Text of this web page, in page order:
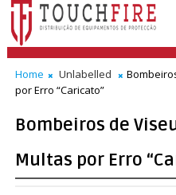
Home Unlabelled
por Erro “Caricato”
Bombeiros de
Multas por Erro